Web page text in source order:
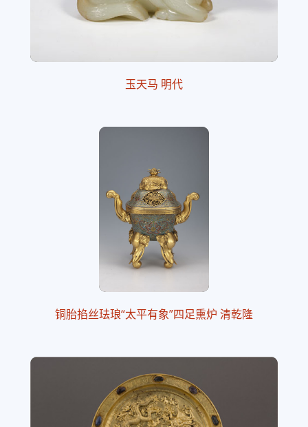
玉天马 明代
铜胎掐丝珐琅“太平有象”四足熏炉 清乾隆